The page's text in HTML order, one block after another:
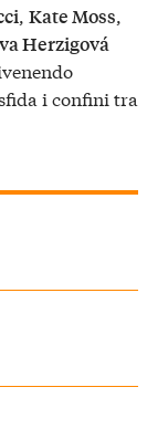
, Kate Moss,
Herzigová
i confini tra